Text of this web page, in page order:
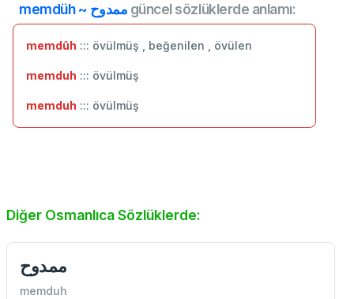
memdüh ~ ممدوح güncel sözlüklerde anlamı:
memdûh ::: övülmüş , beğenilen , övülen
memduh ::: övülmüş
memduh ::: ‬övülmüş
Diğer Osmanlıca Sözlüklerde:
ممدوح
memduh